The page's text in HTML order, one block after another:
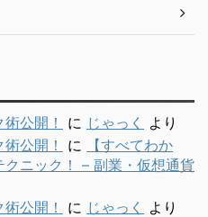
公開！ に じゃっく
より
公開！
に
【すべてわか
ニック！ – 副業・仮想通貨
公開！
に じゃっく
より